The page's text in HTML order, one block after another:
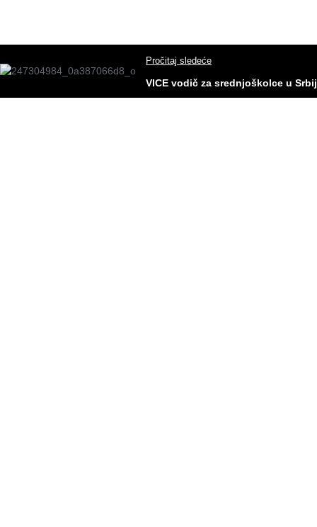
Pročitaj sledeće
VICE vodič za srednjoškolce u